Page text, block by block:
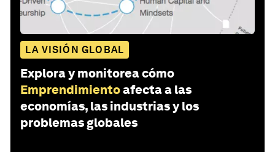
LA VISIÓN GLOBAL
Explora y monitorea cómo
Emprendimientoafecta a las
economías, las industrias y los
problemas globales